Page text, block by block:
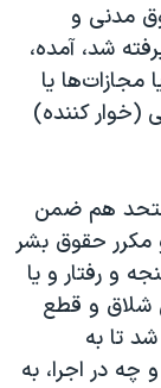
مدنی و
شد، آمده،
مجازات‌ها یا
(خوار کننده)
هم ضمن
مکرر حقوق بشر
و رفتار و یا
شلاق و قطع
تا به
در اجرا، به